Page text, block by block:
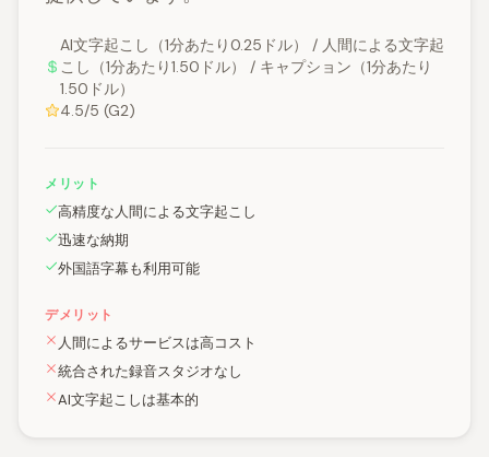
AI文字起こし（1分あたり0.25ドル） / 人間による文字起
こし（1分あたり1.50ドル） / キャプション（1分あたり
1.50ドル）
4.5/5 (G2)
メリット
高精度な人間による文字起こし
迅速な納期
外国語字幕も利用可能
デメリット
人間によるサービスは高コスト
統合された録音スタジオなし
AI文字起こしは基本的